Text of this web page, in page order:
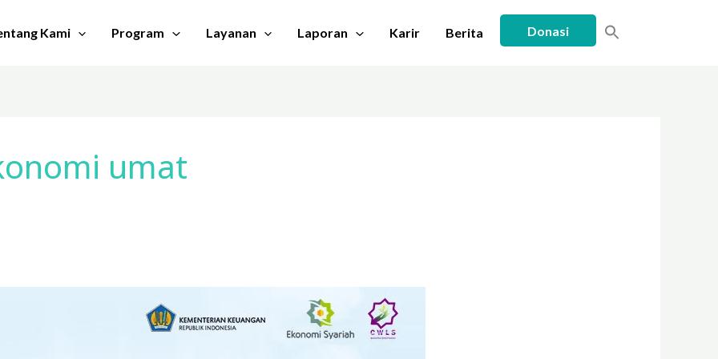
Kami Program Layanan Laporan Karir Berita Donasi
umat